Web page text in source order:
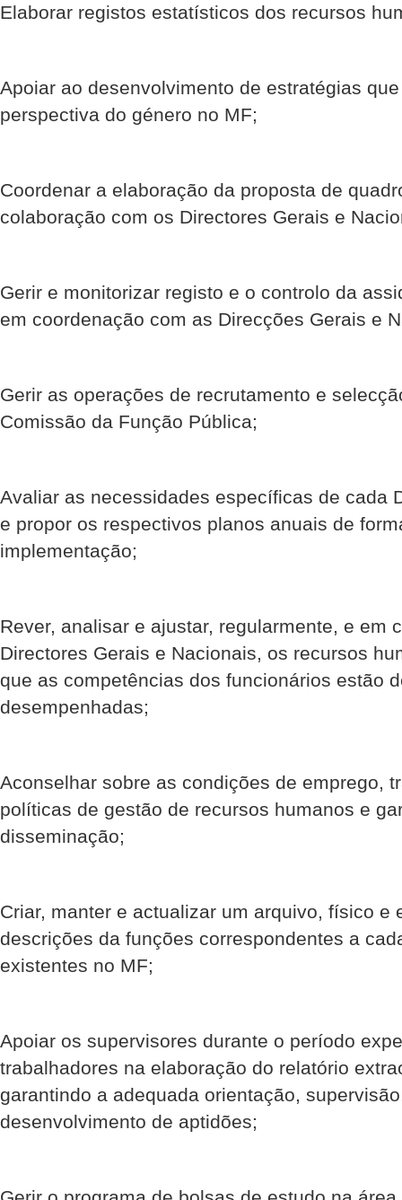
Elaborar registos estatísticos dos recursos
Apoiar ao desenvolvimento de estratégias
perspectiva do género no MF;
Coordenar a elaboração da proposta de
colaboração com os Directores Gerais e
Gerir e monitorizar registo e o controlo da
em coordenação com as Direcções Gerais e
Gerir as operações de recrutamento e
Comissão da Função Pública;
Avaliar as necessidades específicas de cada
e propor os respectivos planos anuais de
implementação;
Rever, analisar e ajustar, regularmente, e em
Directores Gerais e Nacionais, os recursos
que as competências dos funcionários estão
desempenhadas;
Aconselhar sobre as condições de emprego,
políticas de gestão de recursos humanos e
disseminação;
Criar, manter e actualizar um arquivo, físico e
descrições da funções correspondentes a
existentes no MF;
Apoiar os supervisores durante o período
trabalhadores na elaboração do relatório
garantindo a adequada orientação,
desenvolvimento de aptidões;